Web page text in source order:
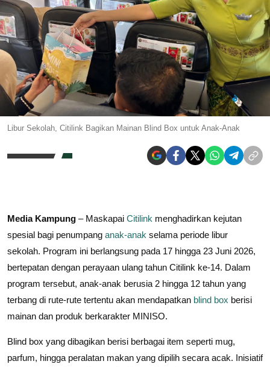
Libur Sekolah, Citilink Bagikan Mainan Blind Box untuk Anak-Anak
Media Kampung – Maskapai Citilink menghadirkan kejutan
spesial bagi penumpang anak-anak selama periode libur
sekolah. Program ini berlangsung pada 17 hingga 23 Juni 2026,
bertepatan dengan perayaan ulang tahun Citilink ke-14. Dalam
program tersebut, anak-anak berusia 2 hingga 12 tahun yang
terbang di rute-rute tertentu akan mendapatkan blind box berisi
mainan dan produk berkarakter MINISO.
Blind box yang dibagikan berisi berbagai item seperti mug,
parfum, hingga peralatan makan yang dipilih secara acak. Inisiatif